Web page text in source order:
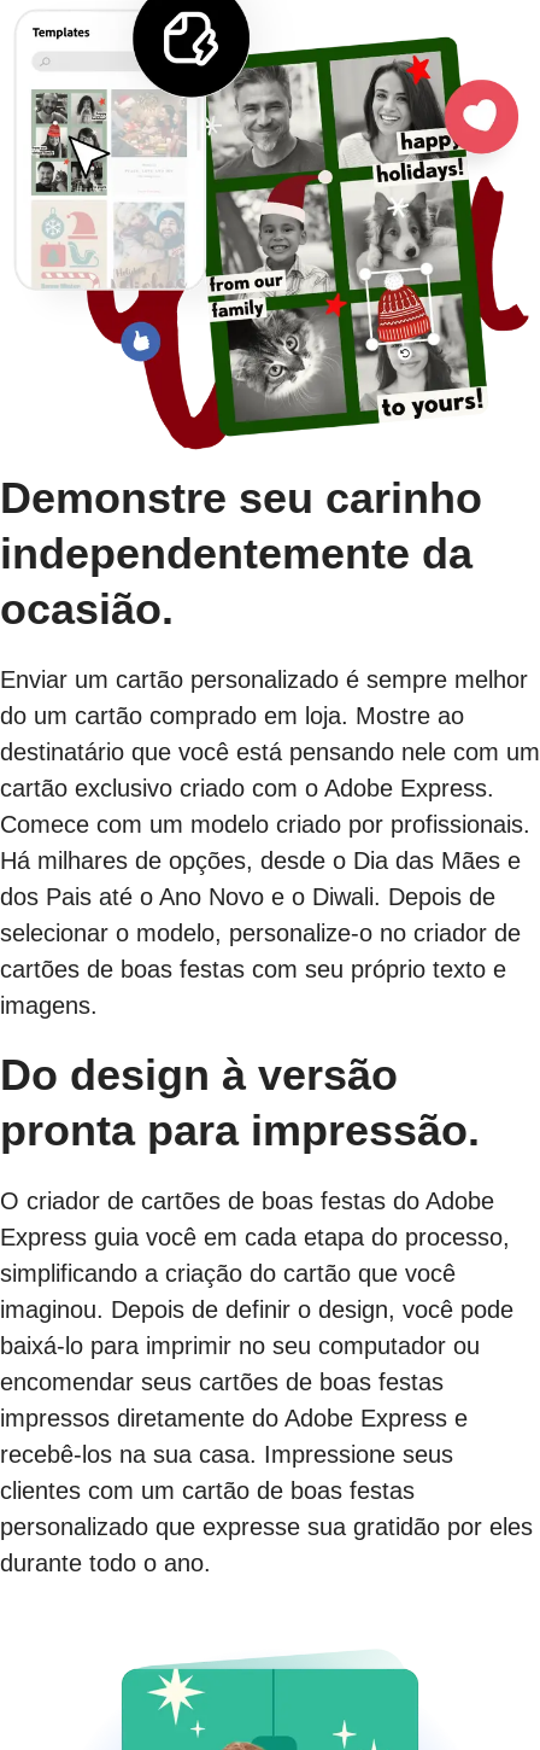
Demonstre seu carinho
independentemente da
ocasião.
Enviar um cartão personalizado é sempre melhor
do um cartão comprado em loja. Mostre ao
destinatário que você está pensando nele com um
cartão exclusivo criado com o Adobe Express.
Comece com um modelo criado por profissionais.
Há milhares de opções, desde o Dia das Mães e
dos Pais até o Ano Novo e o Diwali. Depois de
selecionar o modelo, personalize-o no criador de
cartões de boas festas com seu próprio texto e
imagens.
Do design à versão
pronta para impressão.
O criador de cartões de boas festas do Adobe
Express guia você em cada etapa do processo,
simplificando a criação do cartão que você
imaginou. Depois de definir o design, você pode
baixá-lo para imprimir no seu computador ou
encomendar seus cartões de boas festas
impressos diretamente do Adobe Express e
recebê-los na sua casa. Impressione seus
clientes com um cartão de boas festas
personalizado que expresse sua gratidão por eles
durante todo o ano.